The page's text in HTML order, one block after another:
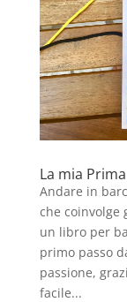
La mia
Andare in
che coinvolge
un libro per
primo passo
passione,
facile...